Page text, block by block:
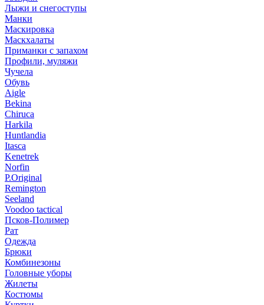
Лыжи и снегоступы
Манки
Маскировка
Маскхалаты
Приманки с запахом
Профили, муляжи
Чучела
Обувь
Aigle
Bekina
Chiruсa
Harkila
Huntlandia
Itasca
Kenetrek
Norfin
P.Original
Remington
Seeland
Voodoo tactical
Псков-Полимер
Рат
Одежда
Брюки
Комбинезоны
Головные уборы
Жилеты
Костюмы